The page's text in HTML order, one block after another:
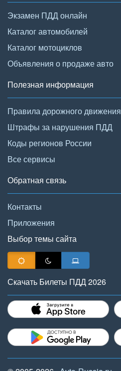
Экзамен ПДД онлайн
Каталог автомобилей
Каталог мотоциклов
Объявления о продаже авто
Полезная информация
Правила дорожного движения
Штрафы за нарушения ПДД
Коды регионов России
Все сервисы
Обратная связь
Контакты
Приложения
Выбор темы сайта
Скачать Билеты ПДД 2026